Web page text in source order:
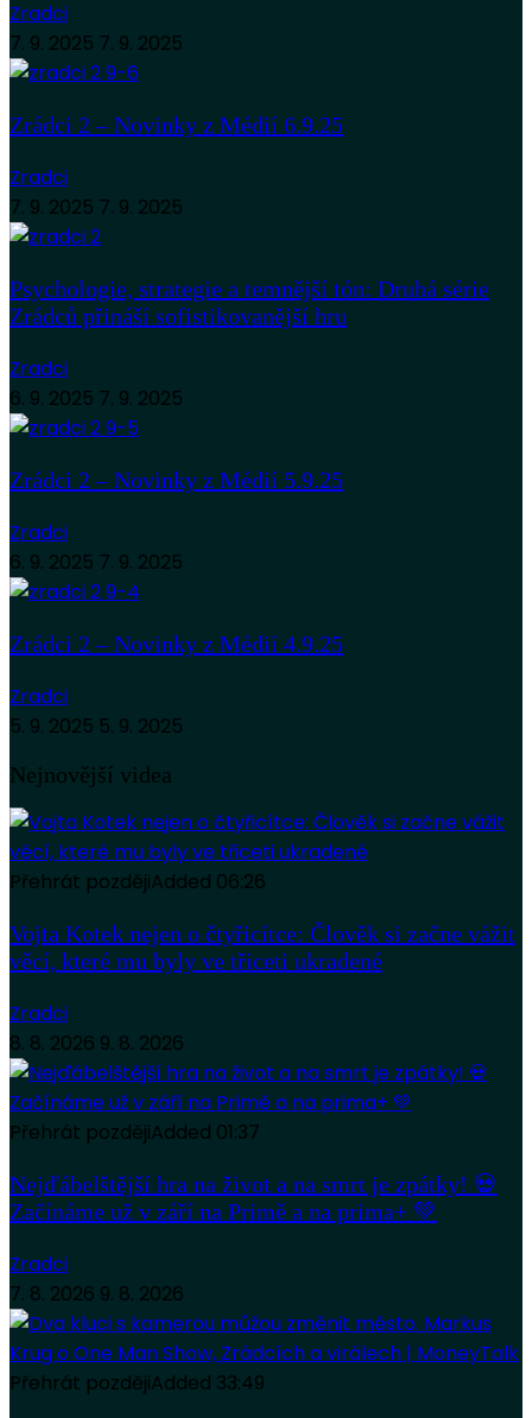
Zradci
7. 9. 2025 7. 9. 2025
Zrádci 2 – Novinky z Médií 6.9.25
Zradci
7. 9. 2025 7. 9. 2025
Psychologie, strategie a temnější tón: Druhá série
Zrádců přináší sofistikovanější hru
Zradci
6. 9. 2025 7. 9. 2025
Zrádci 2 – Novinky z Médií 5.9.25
Zradci
6. 9. 2025 7. 9. 2025
Zrádci 2 – Novinky z Médií 4.9.25
Zradci
5. 9. 2025 5. 9. 2025
Nejnovější videa
Přehrát pozdějiAdded 06:26
Vojta Kotek nejen o čtyřicítce: Člověk si začne vážit
věcí, které mu byly ve třiceti ukradené
Zradci
8. 8. 2026 9. 8. 2026
Přehrát pozdějiAdded 01:37
Nejďábelštější hra na život a na smrt je zpátky! 💀
Začínáme už v září na Primě a na prima+ 💚
Zradci
7. 8. 2026 9. 8. 2026
Přehrát pozdějiAdded 33:49